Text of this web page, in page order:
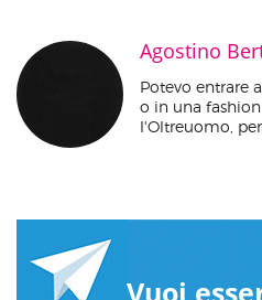
Agostino
Potevo entrare
o in una
l'Oltreuomo,
Vuoi